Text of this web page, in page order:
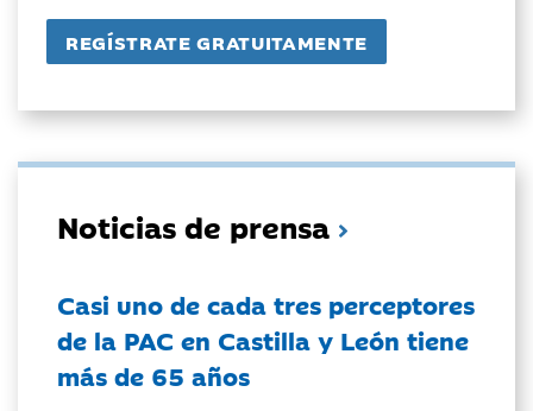
Noticias de prensa
Casi uno de cada tres perceptores
de la PAC en Castilla y León tiene
más de 65 años